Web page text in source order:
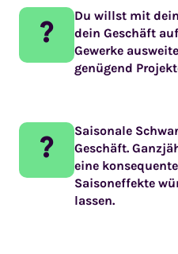
?
Du willst mit
dein Geschäft
Gewerke
genügend
?
Saisonale
Geschäft.
eine
Saisoneffekte
lassen.